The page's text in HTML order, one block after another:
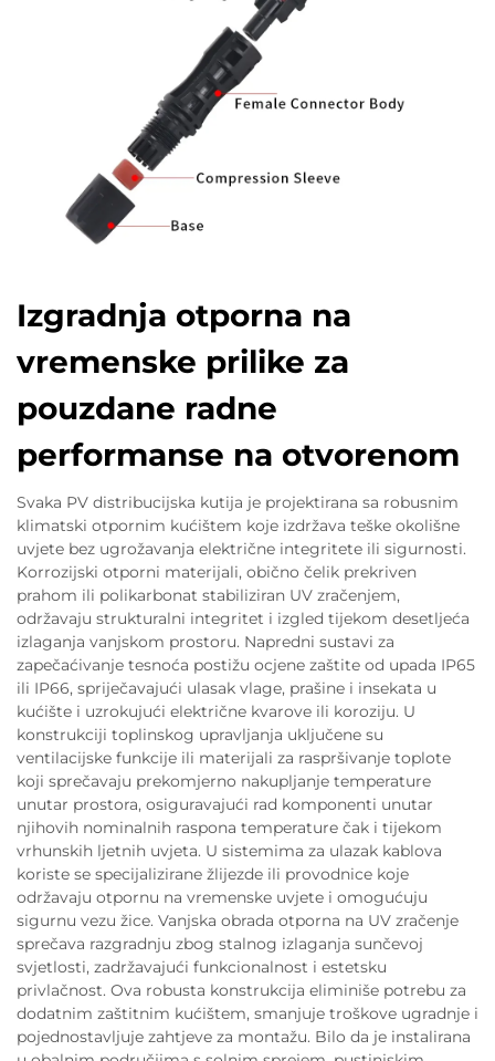
Izgradnja otporna na
vremenske prilike za
pouzdane radne
performanse na otvorenom
Svaka PV distribucijska kutija je projektirana sa robusnim
klimatski otpornim kućištem koje izdržava teške okolišne
uvjete bez ugrožavanja električne integritete ili sigurnosti.
Korrozijski otporni materijali, obično čelik prekriven
prahom ili polikarbonat stabiliziran UV zračenjem,
održavaju strukturalni integritet i izgled tijekom desetljeća
izlaganja vanjskom prostoru. Napredni sustavi za
zapečaćivanje tesnoća postižu ocjene zaštite od upada IP65
ili IP66, spriječavajući ulasak vlage, prašine i insekata u
kućište i uzrokujući električne kvarove ili koroziju. U
konstrukciji toplinskog upravljanja uključene su
ventilacijske funkcije ili materijali za raspršivanje toplote
koji sprečavaju prekomjerno nakupljanje temperature
unutar prostora, osiguravajući rad komponenti unutar
njihovih nominalnih raspona temperature čak i tijekom
vrhunskih ljetnih uvjeta. U sistemima za ulazak kablova
koriste se specijalizirane žlijezde ili provodnice koje
održavaju otpornu na vremenske uvjete i omogućuju
sigurnu vezu žice. Vanjska obrada otporna na UV zračenje
sprečava razgradnju zbog stalnog izlaganja sunčevoj
svjetlosti, zadržavajući funkcionalnost i estetsku
privlačnost. Ova robusta konstrukcija eliminiše potrebu za
dodatnim zaštitnim kućištem, smanjuje troškove ugradnje i
pojednostavljuje zahtjeve za montažu. Bilo da je instalirana